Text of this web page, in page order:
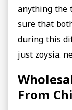
anything the
sure that
during this
just zoysia.
From